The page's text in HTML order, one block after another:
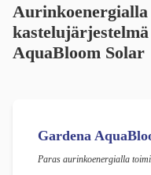
AquaBloom Solar
Gardena
Paras aurinkoenergialla